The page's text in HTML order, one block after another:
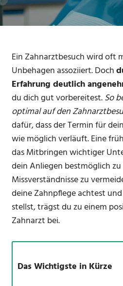
Ein Zahnarztbesuch wird oft
Unbehagen assoziiert. Doch
Erfahrung deutlich
du dich gut vorbereitest.So
optimal auf den
dafür, dass der Termin für
wie möglich verläuft. Eine
das Mitbringen wichtiger
dein Anliegen bestmöglich
Missverständnisse zu
deine Zahnpflege achtest
stellst, trägst du zu einem
Zahnarzt bei.
Das Wichtigste in Kürze